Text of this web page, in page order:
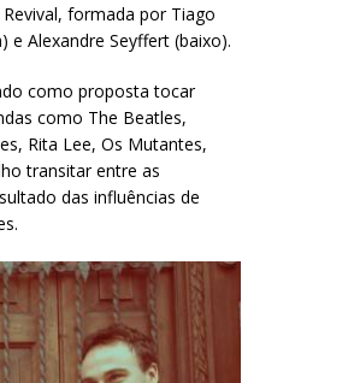
formada por Tiago
e Alexandre Seyffert (baixo).
como proposta tocar
como The Beatles,
Rita Lee, Os Mutantes,
transitar entre as
das influências de